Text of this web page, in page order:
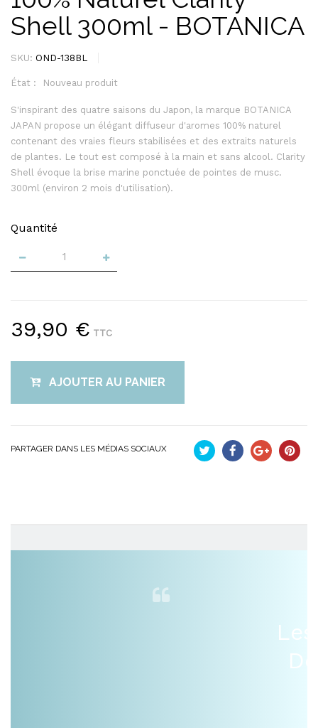
Shell 300ml - BOTANICA
SKU: OND-138BL
État : Nouveau produit
S'inspirant des quatre saisons du Japon, la marque BOTANICA
JAPAN propose un élégant diffuseur d'aromes 100% naturel
contenant des vraies fleurs stabilisées et des extraits naturels
de plantes. Le tout est composé à la main et sans alcool. Clarity
Shell évoque la brise marine ponctuée de pointes de musc.
300ml (environ 2 mois d'utilisation).
Quantité
39,90 € TTC
AJOUTER AU PANIER
PARTAGER DANS LES MÉDIAS SOCIAUX